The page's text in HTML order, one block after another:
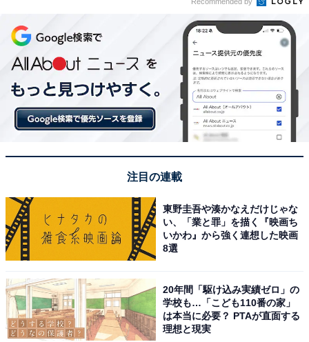
52.8%減という結果となりました。
生活の「支出」と「お小遣い」の定義は人それぞれです
が、新型コロナがさまざまな面で影響するなか、日常の
お金の使い道も柔軟に対応している様子がうかがえま
す。
・
30～50代既婚者の「世帯年収」や「貯蓄額」は？ 500人
に調査
・
若者の1カ月のお金の使い道「貯金」が2位に！ 平均貯金
額は？
・
貯金額「1000万円以上」の割合は？ 30〜40代子育て世
注目の連載
東野圭吾や湊かなえだけじゃな
い、「業と罪」を描く『映画ち
いかわ』から強く連想した映画
8選
20年間「駆け込み実績ゼロ」の
学校も…「こども110番の家」
は本当に必要？ PTAが直面する
理想と現実